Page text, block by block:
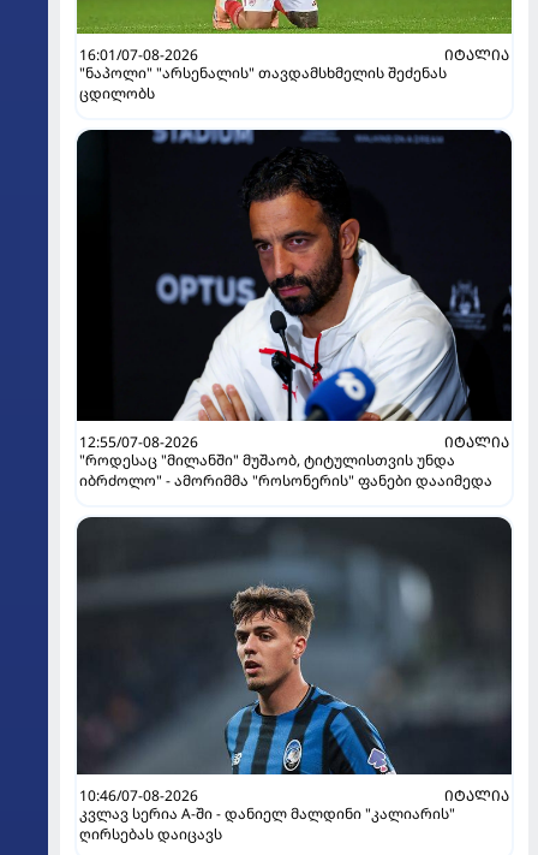
16:01/07-08-2026
ᲘᲢᲐᲚᲘᲐ
"ნაპოლი" "არსენალის" თავდამსხმელის შეძენას
ცდილობს
12:55/07-08-2026
ᲘᲢᲐᲚᲘᲐ
"როდესაც "მილანში" მუშაობ, ტიტულისთვის უნდა
იბრძოლო" - ამორიმმა "როსონერის" ფანები დააიმედა
10:46/07-08-2026
ᲘᲢᲐᲚᲘᲐ
კვლავ სერია A-ში - დანიელ მალდინი "კალიარის"
ღირსებას დაიცავს